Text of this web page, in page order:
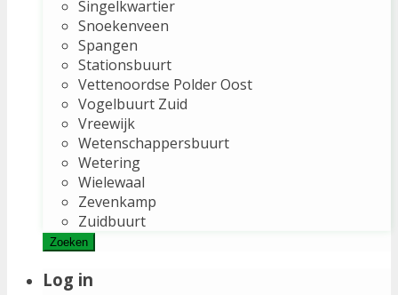
Singelkwartier
Snoekenveen
Spangen
Stationsbuurt
Vettenoordse Polder Oost
Vogelbuurt Zuid
Vreewijk
Wetenschappersbuurt
Wetering
Wielewaal
Zevenkamp
Zuidbuurt
Zoeken
Log in